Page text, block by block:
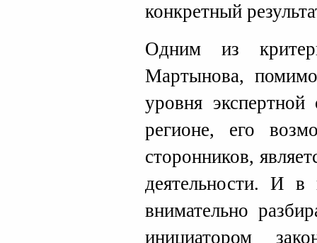
конкретный
Одним из
Мартынова,
уровня
регионе, его
сторонников,
деятельности. И в
внимательно
инициатором